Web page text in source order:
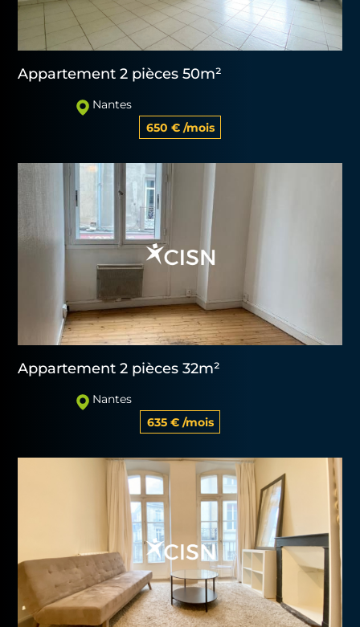
Appartement 2 pièces 50m²
Nantes
650 € /mois
Appartement 2 pièces 32m²
Nantes
635 € /mois